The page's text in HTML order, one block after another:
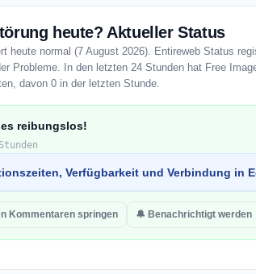
heute? Aktueller Status
heute normal (7 August 2026). Entireweb Status
Probleme. In den letzten 24 Stunden hat Free
davon 0 in der letzten Stunde.
reibungslos!
Verfügbarkeit und Verbindung in
Kommentaren springen 🔔 Benachrichtigt werden